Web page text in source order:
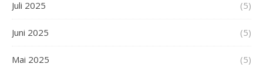
Juli 2025 (5)
Juni 2025 (5)
Mai 2025 (5)